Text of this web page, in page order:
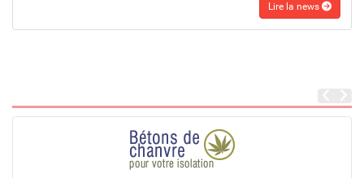
Lire la news